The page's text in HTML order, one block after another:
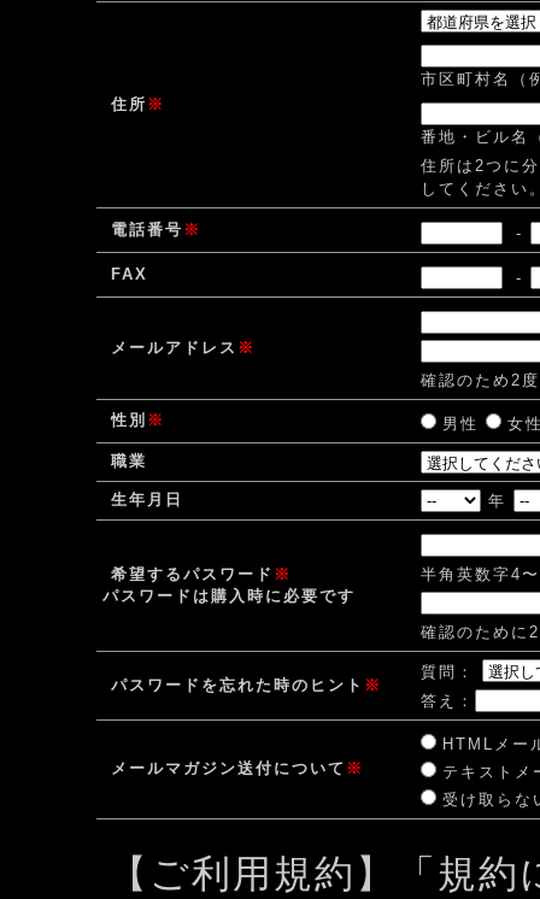
住所 ※
市区町村名（
番地・ビル名
住所は2つに
してください
電話番号 ※ -
FAX -
メールアドレス ※
確認のため2
性別 ※ 男性 女
職業
生年月日 年
希望するパスワード ※
パスワードは購入時に必要です
半角英数字4
確認のために
パスワードを忘れた時のヒント ※
質問：
答え：
メールマガジン送付について ※
HTMLメー
テキストメ
受け取らな
【ご利用規約】「規